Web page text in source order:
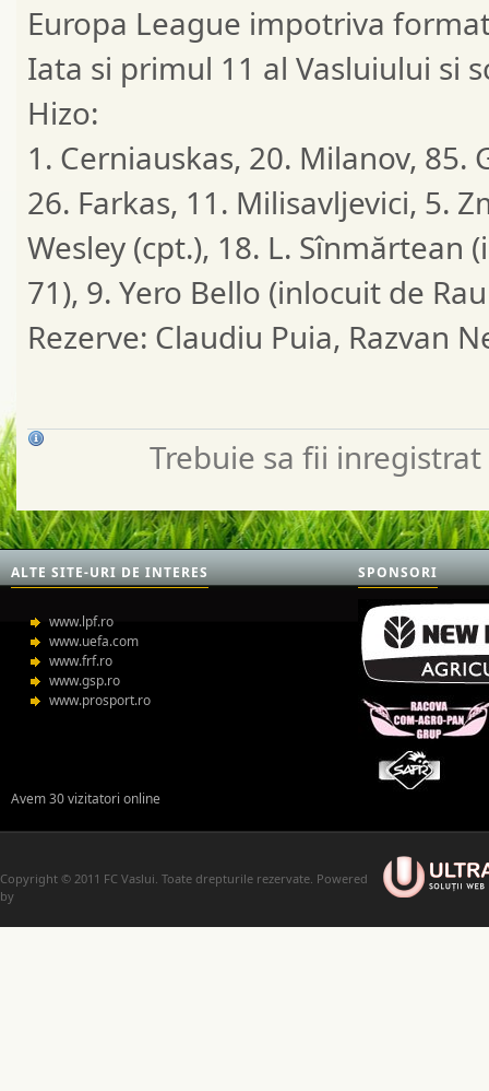
Europa League impotriva
Iata si primul 11 al Vasluiului si
Hizo:
1. Cerniauskas, 20. Milanov,
26. Farkas, 11. Milisavljevici, 5.
Wesley (cpt.), 18. L.
71), 9. Yero Bello (inlocuit de
Rezerve: Claudiu Puia, Razvan
Trebuie sa fii
ALTE SITE-URI DE INTERES
www.lpf.ro
www.uefa.com
www.frf.ro
www.gsp.ro
www.prosport.ro
Avem 30 vizitatori online
SPONSORI
Copyright © 2011 FC Vaslui. Toate drepturile rezervate. Powered
by